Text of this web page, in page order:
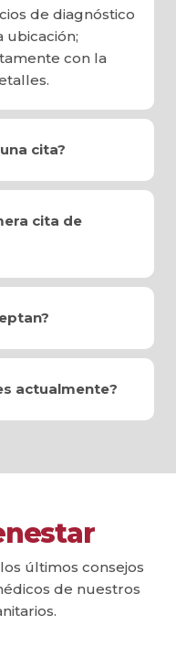
de diagnóstico
ubicación;
con la
cita?
cita de
actualmente?
últimos consejos
de nuestros